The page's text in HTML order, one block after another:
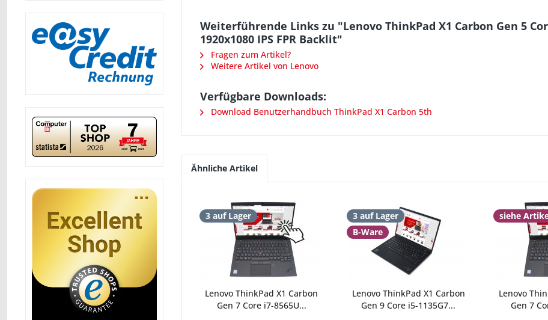
Weiterführende Links zu "Lenovo ThinkPad X1 Carbon Gen 5
1920x1080 IPS FPR Backlit"
Fragen zum Artikel?
Weitere Artikel von Lenovo
Verfügbare Downloads:
Download Benutzerhandbuch ThinkPad X1 Carbon 5th
Ähnliche Artikel
3 auf Lager
Lenovo ThinkPad X1 Carbon
Gen 7 Core i7-8565U...
3 auf Lager
B-Ware
Lenovo ThinkPad X1 Carbon
Gen 9 Core i5-1135G7...
siehe
Lenovo
Gen 7